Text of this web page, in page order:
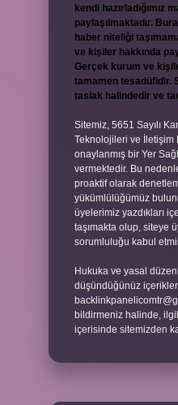
kendi hazırladığımız
paylaşılmaktadır.
haber niteliği
ve kişiler hakkında
Gerçek kurum ve
tamamen tesadüfidir.
taslak halindedir ve
Sitemiz, 5651 Sayılı
Teknolojileri ve İletişim
onaylanmış bir Yer
vermektedir. Bu
proaktif olarak
yükümlülüğümüz
üyelerimiz yazdıkları
taşımakta olup, siteye
sorumluluğu kabul
Hukuka ve yasal
düşündüğünüz
bildirmeniz halinde,
içerisinde sitemizden